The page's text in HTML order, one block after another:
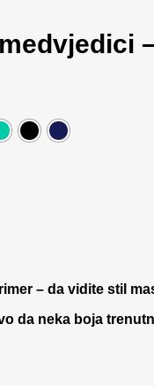
– da vidite stil
da neka boja